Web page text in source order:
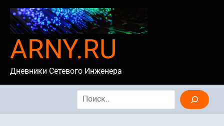
content
ARNY.RU
Дневники Сетевого Инженера
Search